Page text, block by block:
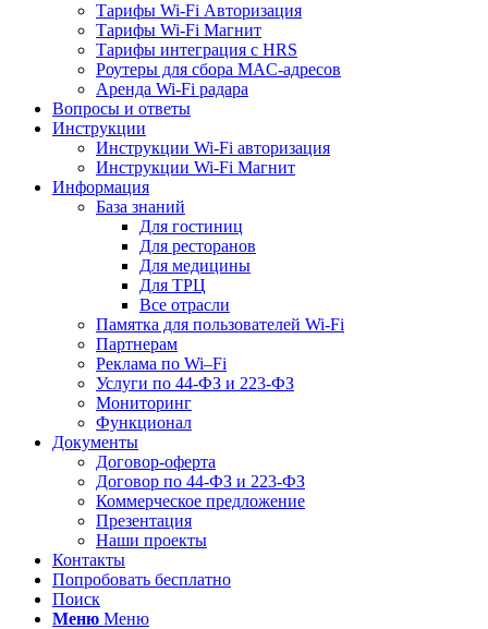
Тарифы Wi-Fi Авторизация
Тарифы Wi-Fi Магнит
Тарифы интеграция с HRS
Роутеры для сбора MAC-адресов
Аренда Wi-Fi радара
Вопросы и ответы
Инструкции
Инструкции Wi-Fi авторизация
Инструкции Wi-Fi Магнит
Информация
База знаний
Для гостиниц
Для ресторанов
Для медицины
Для ТРЦ
Все отрасли
Памятка для пользователей Wi-Fi
Партнерам
Реклама по Wi–Fi
Услуги по 44-ФЗ и 223-ФЗ
Мониторинг
Функционал
Документы
Договор-оферта
Договор по 44-ФЗ и 223-ФЗ
Коммерческое предложение
Презентация
Наши проекты
Контакты
Попробовать бесплатно
Поиск
Меню Меню